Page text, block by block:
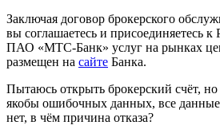
Заключая договор брокерского
вы соглашаетесь и присоединяетесь к
ПАО «МТС-Банк» услуг на рынках
размещен на сайте Банка.
Пытаюсь открыть брокерский счёт, но
якобы ошибочных данных, все
нет, в чём причина отказа?